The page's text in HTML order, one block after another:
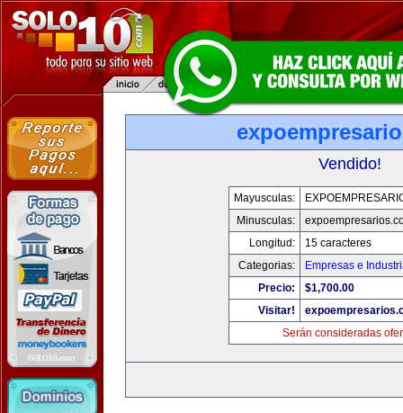
Vendido!
Mayusculas:
Minusculas:
Longitud:
15 caracteres
Categorias:
Empresas e
Precio:
$1,700.00
Visitar!
Serán consideradas